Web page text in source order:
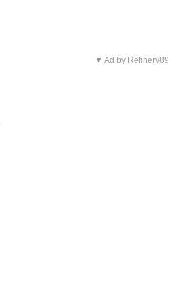
▼ Ad by Refinery89